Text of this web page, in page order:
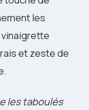
les
et zeste de
les taboulés